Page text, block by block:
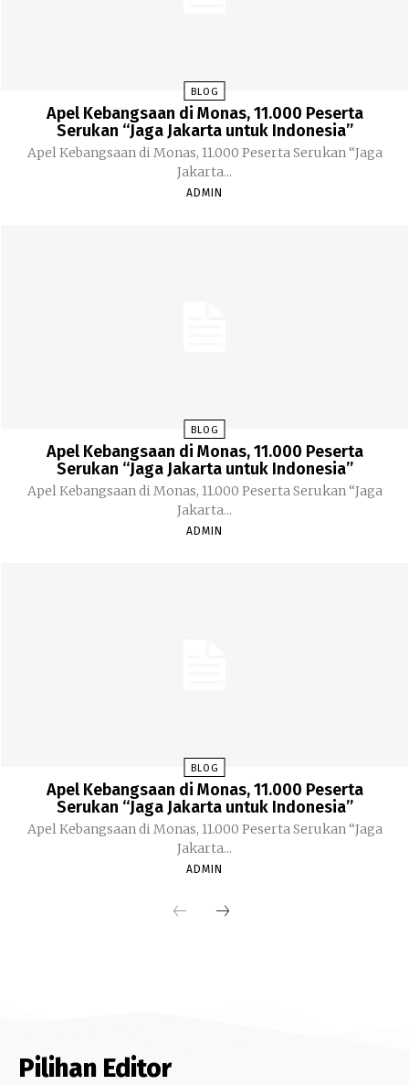
BLOG
Apel Kebangsaan di Monas, 11.000 Peserta
Serukan “Jaga Jakarta untuk Indonesia”
Apel Kebangsaan di Monas, 11.000 Peserta Serukan “Jaga
Jakarta...
ADMIN
BLOG
Apel Kebangsaan di Monas, 11.000 Peserta
Serukan “Jaga Jakarta untuk Indonesia”
Apel Kebangsaan di Monas, 11.000 Peserta Serukan “Jaga
Jakarta...
ADMIN
BLOG
Apel Kebangsaan di Monas, 11.000 Peserta
Serukan “Jaga Jakarta untuk Indonesia”
Apel Kebangsaan di Monas, 11.000 Peserta Serukan “Jaga
Jakarta...
ADMIN
Pilihan Editor